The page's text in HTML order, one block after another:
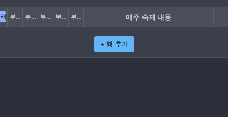
부캐1 부캐2 부캐3부캐4부캐5 매주 숙제 내용
+ 행 추가